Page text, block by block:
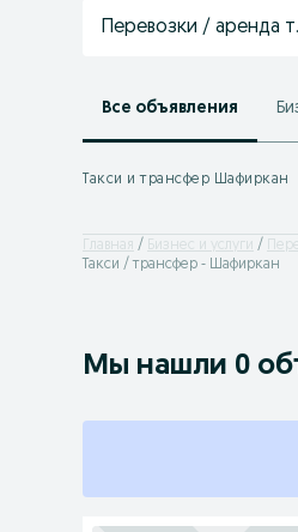
Перевозки / аренда
Все объявления
Такси и трансфер Шафиркан
Главная Бизнес и услуги
Такси / трансфер - Шафиркан
Мы нашли 0